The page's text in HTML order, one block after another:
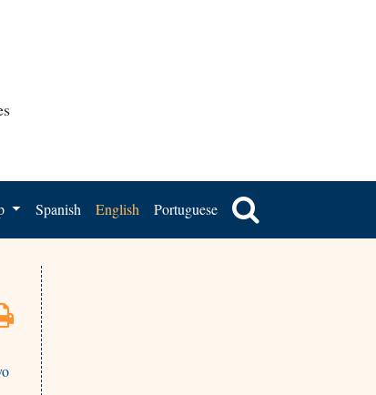
Spanish English Portuguese